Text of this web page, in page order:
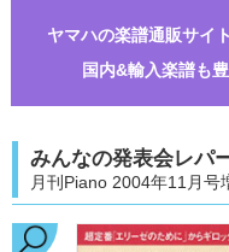
ヤマハの楽譜通販サイト
国内&輸入楽譜も
みんなの発表会レパ
月刊Piano 2004年11月号